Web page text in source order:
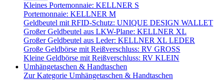
Kleines Portemonnaie: KELLNER S
Portemonnaie: KELLNER M
Geldbeutel mit RFID-Schutz: UNIQUE DESIGN WALLET
Großer Geldbeutel aus LKW-Plane: KELLNER XL
Großer Geldbeutel aus Leder: KELLNER XL LEDER
Große Geldbörse mit Reißverschluss: RV GROSS
Kleine Geldbörse mit Reißverschluss: RV KLEIN
Umhängetaschen & Handtaschen
Zur Kategorie Umhängetaschen & Handtaschen